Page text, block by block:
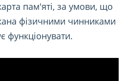
пам'яті, за умови, що
фізичними чинниками
функціонувати.